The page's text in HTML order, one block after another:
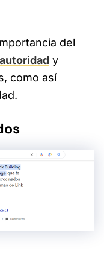
del
autoridad y
como así